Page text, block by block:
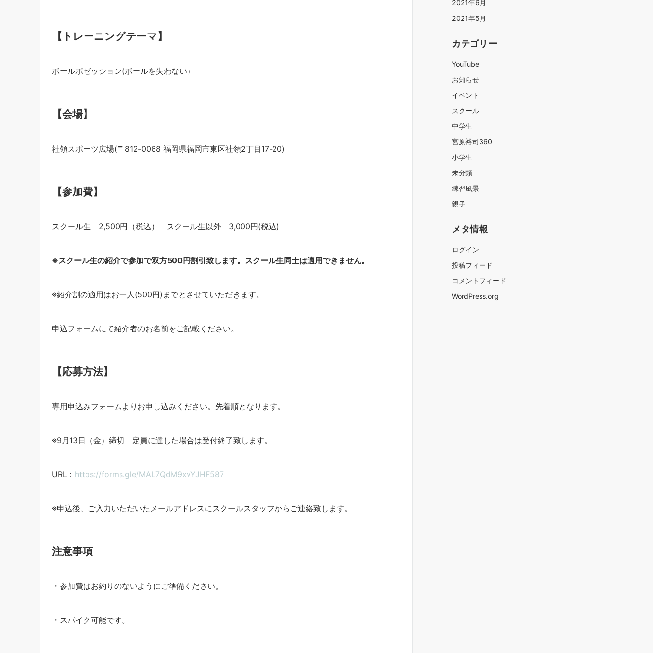
【トレーニングテーマ】
ボールポゼッション(ボールを失わない）
【会場】
社領スポーツ広場(〒812-0068 福岡県福岡市東区社領2丁目17-20)
【参加費】
スクール生 2,500円（税込） スクール生以外 3,000円(税込)
※スクール生の紹介で参加で双方500円割引致します。スクール生同士は適用できません。
※紹介割の適用はお一人(500円)までとさせていただきます。
申込フォームにて紹介者のお名前をご記載ください。
【応募方法】
専用申込みフォームよりお申し込みください。先着順となります。
※9月13日（金）締切 定員に達した場合は受付終了致します。
URL： https://forms.gle/MAL7QdM9xvYJHF587
※申込後、ご入力いただいたメールアドレスにスクールスタッフからご連絡致します。
注意事項
・参加費はお釣りのないようにご準備ください。
・スパイク可能です。
2021年6月
2021年5月
カテゴリー
YouTube
お知らせ
イベント
スクール
中学生
宮原裕司360
小学生
未分類
練習風景
親子
メタ情報
ログイン
投稿フィード
コメントフィード
WordPress.org